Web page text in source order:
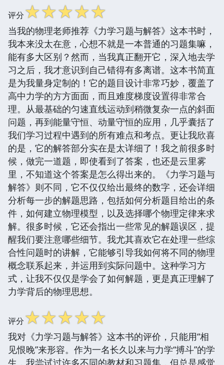
评分☆☆☆☆☆
当我的物理老师推荐《力学习题与解答》这本书时，
我本来没太在意，心想不就是一本普通的习题集嘛，
能有多大区别？然而，当我真正翻开它，深入地去学
习之后，我才意识到自己错得有多离谱。这本书简直
是为我量身定制的！它的题目设计非常巧妙，覆盖了
高中力学的方方面面，而且难度梯度设置得非常合
理。从最基础的匀速直线运动到稍微复杂一点的斜面
问题，再到能量守恒、动量守恒的应用，几乎囊括了
我们学习过程中遇到的所有难点和考点。更让我欣喜
的是，它的解答部分实在是太详细了！我之前很多时
候，做完一道题，即使看到了答案，也还是云里雾
里，不知道这个答案是怎么得出来的。《力学习题与
解答》则不同，它不仅仅给出最终的数字，还会详细
分析每一步的解题思路，包括如何分析题目给出的条
件，如何建立物理模型，以及选择哪个物理定律来求
解。很多时候，它还会指出一些常见的解题误区，提
醒我们要注意哪些细节。我尤其喜欢它在处理一些综
合性问题时的讲解，它能够引导我如何将不同的物理
概念联系起来，并运用到实际问题中。这种学习方
式，让我不仅仅是学会了如何解题，更是真正理解了
力学背后的物理思想。
评分☆☆☆☆☆
我对《力学习题与解答》这本书的评价，只能用“相
见恨晚”来形容。作为一名长久以来与力学“搏斗”的学
生，我尝试过许多不同的教材和习题集，但总是感觉